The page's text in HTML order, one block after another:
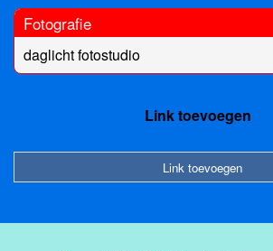
Fotografie
daglicht fotostudio
Link toevoegen
Link toevoegen